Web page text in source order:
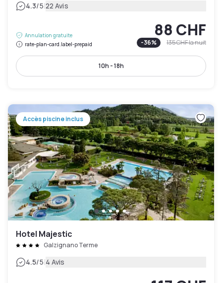
4.3/5|22 Avis
Annulation gratuite
rate-plan-card.label-prepaid
88 CHF
-36% 135 CHFla nuit
10h - 18h
Accès piscine inclus
Hotel Majestic
Galzignano Terme
4.5/5|4 Avis